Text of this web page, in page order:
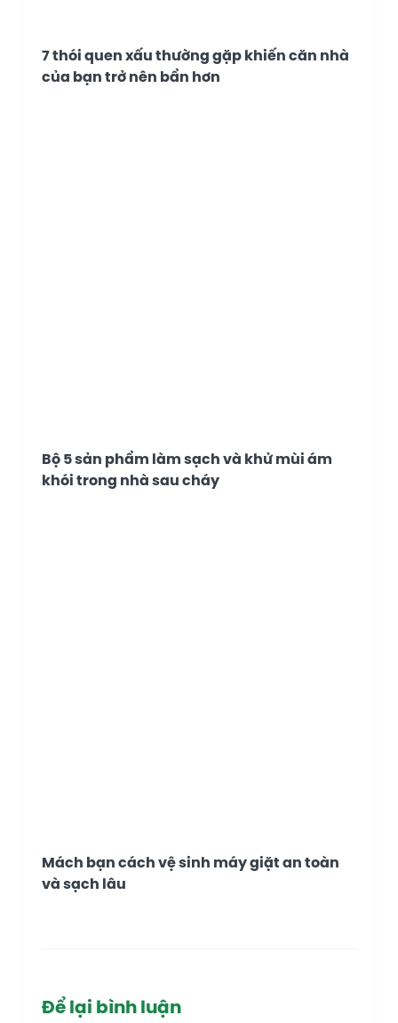
7 thói quen xấu thường gặp khiến căn nhà
của bạn trở nên bẩn hơn
Bộ 5 sản phẩm làm sạch và khử mùi ám
khói trong nhà sau cháy
Mách bạn cách vệ sinh máy giặt an toàn
và sạch lâu
Để lại bình luận